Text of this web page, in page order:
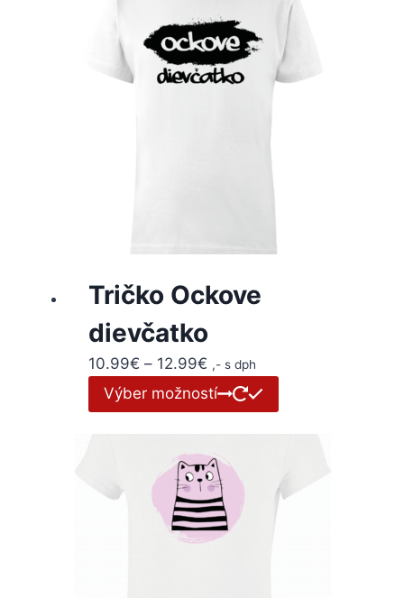
Tričko Ockove
dievčatko
10.99€ – 12.99€ ,- s dph
Výber možností